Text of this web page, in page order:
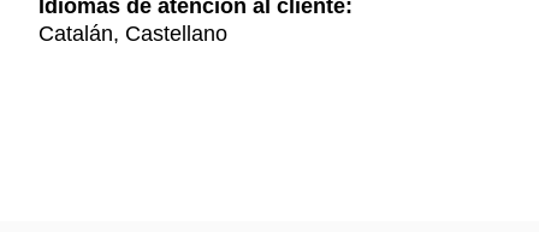
Idiomas de atención al cliente:
Catalán, Castellano